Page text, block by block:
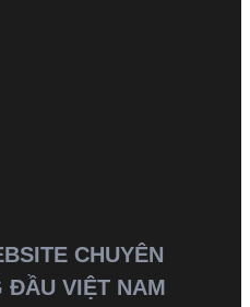
CHUYÊN
ĐẦU VIỆT NAM